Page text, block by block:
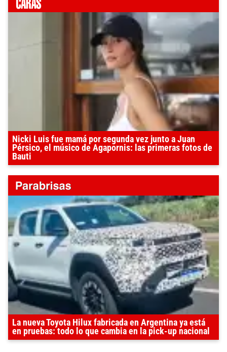
Nicki Luis fue mamá por segunda vez junto a Juan
Pérsico, el músico de Agapornis: las primeras fotos de
Bauti
La nueva Toyota Hilux fabricada en Argentina ya está
en pruebas: todo lo que cambia en la pick-up nacional